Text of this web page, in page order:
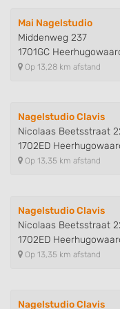
Mai Nagelstudio
Middenweg 237
1701GC
Op 13,28 km afstand
Nagelstudio Clavis
Nicolaas Beetsstraat
1702ED
Op 13,35 km afstand
Nagelstudio Clavis
Nicolaas Beetsstraat
1702ED
Op 13,35 km afstand
Nagelstudio Clavis
Measure content
Understand
or combinations of
sources
Use limited data to
IAB Special Features:
actively requested
Necessary